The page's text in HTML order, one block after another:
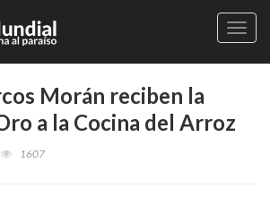
Morán reciben la
a la Cocina del Arroz
1607